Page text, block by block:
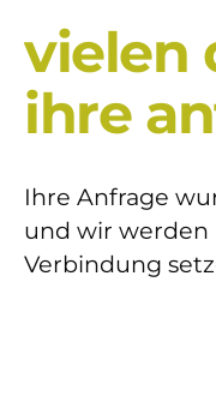
vielen
ihre
Ihre Anfrage
und wir werden
Verbindung